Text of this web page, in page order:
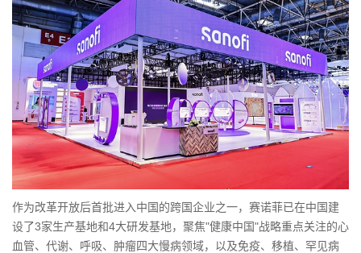
作为改革开放后首批进入中国的跨国企业之一，赛诺菲已在中国建
设了3家生产基地和4大研发基地，聚焦"健康中国"战略重点关注的心
血管、代谢、呼吸、肿瘤四大慢病领域，以及免疫、移植、罕见病